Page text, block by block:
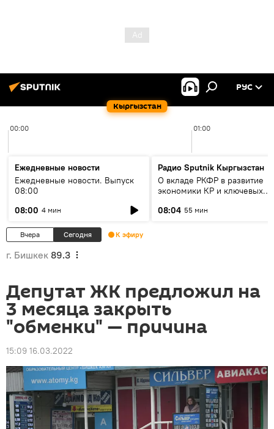
Кыргызстан
РУС
00:00 01:00
Ежедневные новости
Ежедневные новости. Выпуск
08:00
08:00 4 мин
Радио Sputnik Кыргызстан
О вкладе РКФР в развитие
экономики КР и ключевых
08:04 55 мин
Вчера Сегодня К эфиру
г. Бишкек 89.3
Депутат ЖК предложил на
3 месяца закрыть
"обменки" — причина
15:09 16.03.2022